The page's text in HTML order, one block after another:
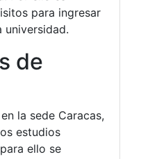
para ingresar
universidad.
de
la sede Caracas,
estudios
ello se